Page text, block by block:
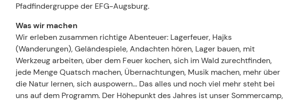
Pfadfindergruppe der EFG-Augsburg.
Was wir machen
Wir erleben zusammen richtige Abenteuer: Lagerfeuer, Hajks
(Wanderungen), Geländespiele, Andachten hören, Lager bauen, mit
Werkzeug arbeiten, über dem Feuer kochen, sich im Wald zurechtfinden,
jede Menge Quatsch machen, Übernachtungen, Musik machen, mehr über
die Natur lernen, sich auspowern... Das alles und noch viel mehr steht bei
uns auf dem Programm. Der Höhepunkt des Jahres ist unser Sommercamp,